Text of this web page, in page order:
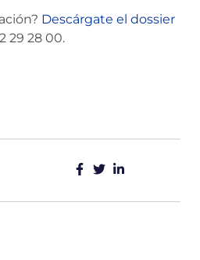
Descárgate el dossier
29 28 00.